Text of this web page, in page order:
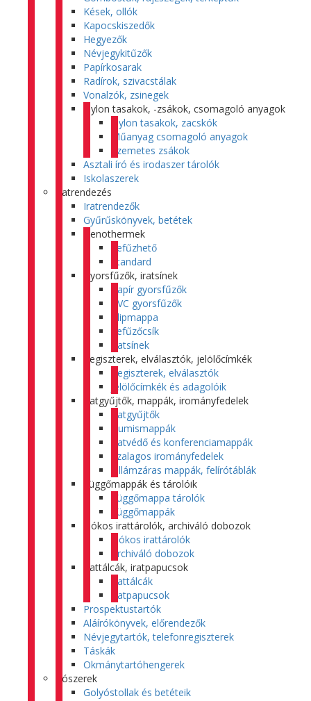
Kések, ollók
Kapocskiszedők
Hegyezők
Névjegykitűzők
Papírkosarak
Radírok, szivacstálak
Vonalzók, zsinegek
Nylon tasakok, -zsákok, csomagoló anyagok
Nylon tasakok, zacskók
Műanyag csomagoló anyagok
Szemetes zsákok
Asztali író és irodaszer tárolók
Iskolaszerek
Iratrendezés
Iratrendezők
Gyűrűskönyvek, betétek
Genothermek
Lefűzhető
Standard
Gyorsfűzők, iratsínek
Papír gyorsfűzők
PVC gyorsfűzők
Klipmappa
Lefűzőcsík
Iratsínek
Regiszterek, elválasztók, jelölőcímkék
Regiszterek, elválasztók
Jelölőcímkék és adagolóik
Iratgyűjtők, mappák, irományfedelek
Iratgyűjtők
Gumismappák
Iratvédő és konferenciamappák
Szalagos irományfedelek
Villámzáras mappák, felírótáblák
Függőmappák és tárolóik
Függőmappa tárolók
Függőmappák
Fiókos irattárolók, archiváló dobozok
Fiókos irattárolók
Archiváló dobozok
Irattálcák, iratpapucsok
Irattálcák
Iratpapucsok
Prospektustartók
Aláírókönyvek, előrendezők
Névjegytartók, telefonregiszterek
Táskák
Okmánytartóhengerek
Írószerek
Golyóstollak és betéteik